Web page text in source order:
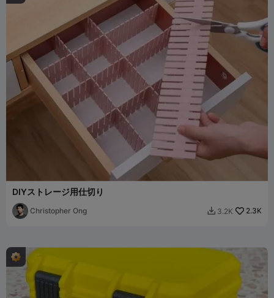
DIYストレージ用仕切り
Christopher Ong  3.2K 2.3K